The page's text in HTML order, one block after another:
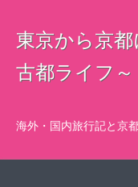
東京から京
古都ライフ～
海外・国内旅行記と京